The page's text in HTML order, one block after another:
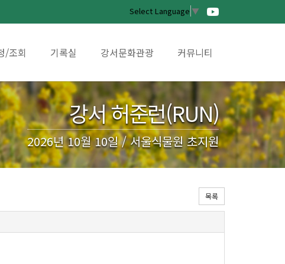
Select Language ▼
/조회 기록실 강서문화관광 커뮤니티
강서 허준런(RUN)
2026년 10월 10일 / 서울식물원 초지원
목록